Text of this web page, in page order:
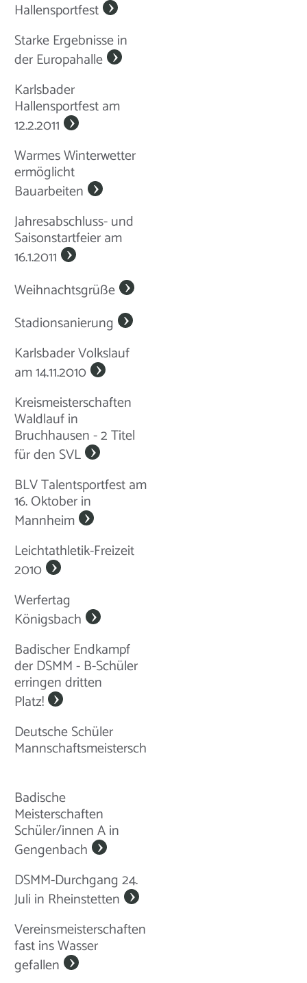
Hallensportfest
Starke Ergebnisse in
der Europahalle
Karlsbader
Hallensportfest am
12.2.2011
Warmes Winterwetter
ermöglicht
Bauarbeiten
Jahresabschluss- und
Saisonstartfeier am
16.1.2011
Weihnachtsgrüße
Stadionsanierung
Karlsbader Volkslauf
am 14.11.2010
Kreismeisterschaften
Waldlauf in
Bruchhausen - 2 Titel
für den SVL
BLV Talentsportfest am
16. Oktober in
Mannheim
Leichtathletik-Freizeit
2010
Werfertag
Königsbach
Badischer Endkampf
der DSMM - B-Schüler
erringen dritten
Platz!
Deutsche Schüler
Mannschaftsmeisterschaften
Badische
Meisterschaften
Schüler/innen A in
Gengenbach
DSMM-Durchgang 24.
Juli in Rheinstetten
Vereinsmeisterschaften
fast ins Wasser
gefallen